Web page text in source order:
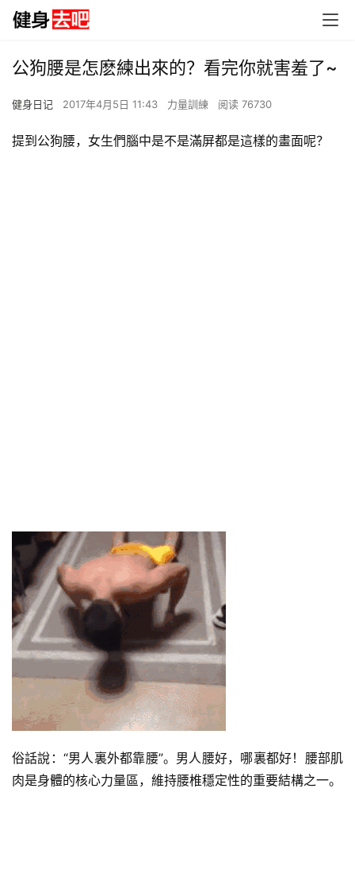
公狗腰是怎麽練出來的？看完你就害羞了~
健身日记 2017年4月5日 11:43 力量訓練 阅读 76730
提到公狗腰，女生們腦中是不是滿屏都是這樣的畫面呢？
俗話說：“男人裏外都靠腰”。男人腰好，哪裏都好！腰部肌
肉是身體的核心力量區，維持腰椎穩定性的重要結構之一。